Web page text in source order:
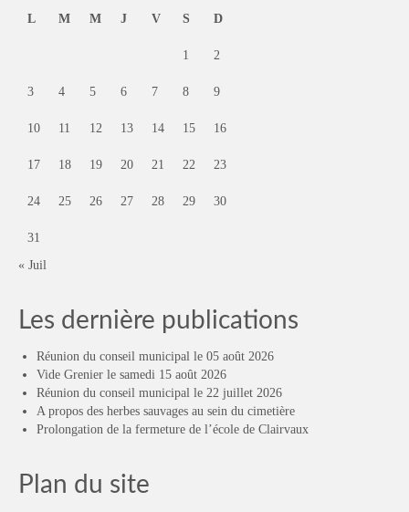
L
M M J V S D
1 2
3 4 5 6 7 8 9
10 11 12 13 14 15 16
17 18 19 20 21 22 23
24 25 26 27 28 29 30
31
« Juil
Les dernière publications
Réunion du conseil municipal le 05 août 2026
Vide Grenier le samedi 15 août 2026
Réunion du conseil municipal le 22 juillet 2026
A propos des herbes sauvages au sein du cimetière
Prolongation de la fermeture de l’école de Clairvaux
Plan du site